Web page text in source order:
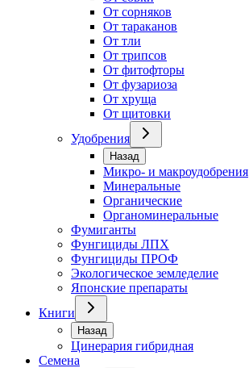
От сорняков
От тараканов
От тли
От трипсов
От фитофторы
От фузариоза
От хруща
От щитовки
Удобрения
Назад
Микро- и макроудобрения
Минеральные
Органические
Органоминеральные
Фумиганты
Фунгициды ЛПХ
Фунгициды ПРОФ
Экологическое земледелие
Японские препараты
Книги
Назад
Цинерария гибридная
Семена